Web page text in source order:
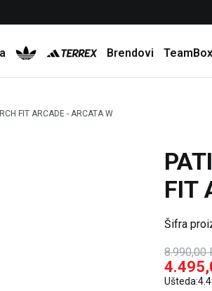
Brendovi TeamBox
FIT ARCADE - ARCATA W
FIT
Šifra
8.990,00
Ušteda: